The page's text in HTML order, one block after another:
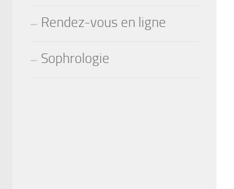
Rendez-vous en ligne
Sophrologie